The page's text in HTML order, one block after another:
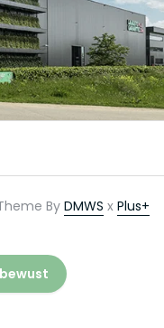
By DMWS x Plus+